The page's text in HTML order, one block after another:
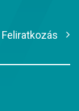
Feliratkozás